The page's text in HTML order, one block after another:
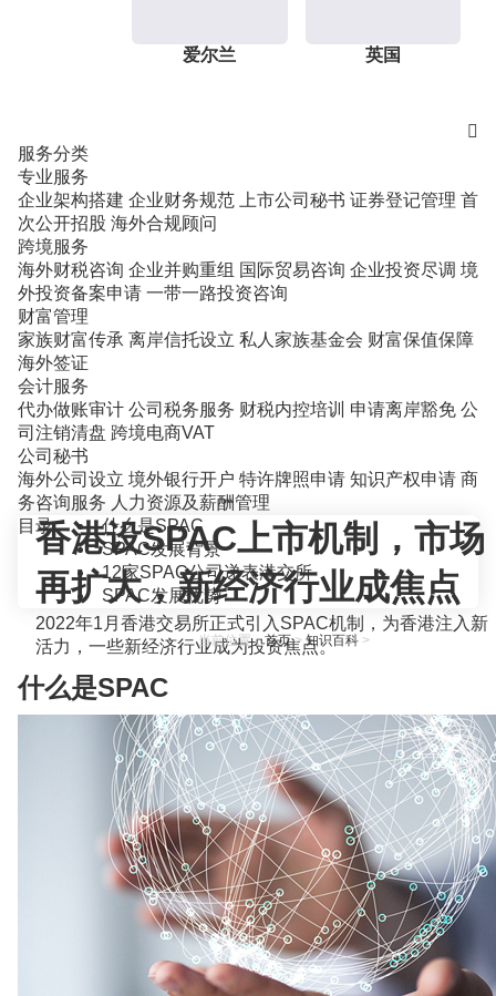
爱尔兰 英国

服务分类
专业服务
企业架构搭建 企业财务规范 上市公司秘书 证券登记管理 首
次公开招股 海外合规顾问
跨境服务
海外财税咨询 企业并购重组 国际贸易咨询 企业投资尽调 境
外投资备案申请 一带一路投资咨询
财富管理
家族财富传承 离岸信托设立 私人家族基金会 财富保值保障
海外签证
会计服务
代办做账审计 公司税务服务 财税内控培训 申请离岸豁免 公
司注销清盘 跨境电商VAT
公司秘书
海外公司设立 境外银行开户 特许牌照申请 知识产权申请 商
务咨询服务 人力资源及薪酬管理
当前位置：首页>知识百科>
香港设SPAC上市机制，市场
再扩大，新经济行业成焦点
2022年1月香港交易所正式引入SPAC机制，为香港注入新
活力，一些新经济行业成为投资焦点。
目录
什么是SPAC
SPAC发展背景
12家SPAC公司递表港交所
SPAC发展优势
什么是SPAC